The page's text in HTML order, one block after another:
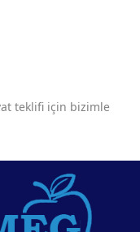
teklifi için bizimle